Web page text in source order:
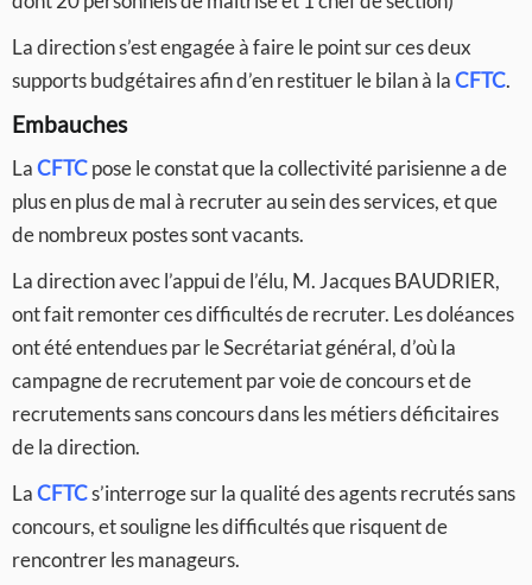
La direction s’est engagée à faire le point sur ces deux
supports budgétaires afin d’en restituer le bilan à laCFTC.
Embauches
LaCFTCpose le constat que la collectivité parisienne a de
plus en plus de mal à recruter au sein des services, et que
de nombreux postes sont vacants.
La direction avec l’appui de l’élu, M. Jacques BAUDRIER,
ont fait remonter ces difficultés de recruter. Les doléances
ont été entendues par le Secrétariat général, d’où la
campagne de recrutement par voie de concours et de
recrutements sans concours dans les métiers déficitaires
de la direction.
LaCFTCs’interroge sur la qualité des agents recrutés sans
concours, et souligne les difficultés que risquent de
rencontrer les manageurs.